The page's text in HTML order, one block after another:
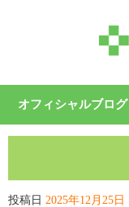
オフィシャルブログ
投稿日 2025年12月25日